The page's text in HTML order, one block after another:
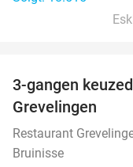
3-gangen
Grevelingen
Restaurant
Bruinisse